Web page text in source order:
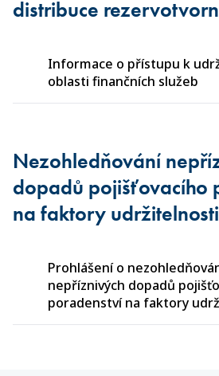
distribuce
Informace o přístupu k
oblasti finančních služeb
Nezohledňování
dopadů pojišťovacího
na faktory udržitelnosti
Prohlášení o
nepříznivých dopadů
poradenství na faktory